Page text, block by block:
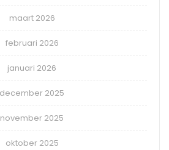
maart 2026
februari 2026
januari 2026
december 2025
november 2025
oktober 2025